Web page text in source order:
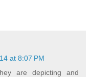
at 8:07 PM
are depicting and